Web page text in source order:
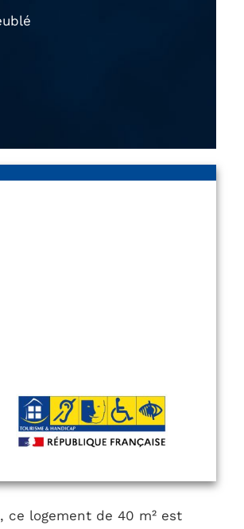
logement de 40 m² est